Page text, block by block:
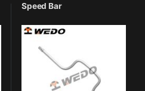
Speed Bar